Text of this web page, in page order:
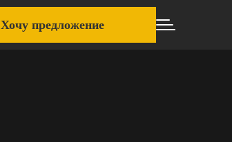
Хочу предложение